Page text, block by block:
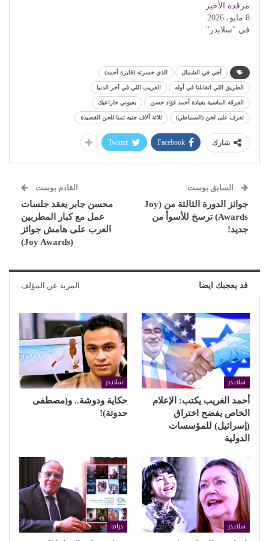
مرقده الأخير
8 مايو، 2026
في "سلايدر"
أخي في الشمال الذي خسرته (فايزة أحمد)
الطريق اللي اتقابلنا في أوله الغريب اللي في آخر الدنيا
الفرقة الماسية بقيادة أحمد فؤاد حسن بعيوني حاراعيك
تعرف على لحن (السنباطي) ثلاثة آلاف جنيه ثمنا للحن القصيدة
شارك Facebook
Twitter
السابق بوست
جوائز الدورة الثالثة من (Joy
Awards) ترسخ للأسوأ من
جديد!
القادم بوست
محسن جابر يعقد جلسات
عمل مع كبار المطربين
العرب على هامش جوائز
(Joy Awards)
قد يعجبك ايضا المزيد عن المؤلف
سلايدر
أحمد الغريب يكتب: الإعلام
الخاص يفضح اختراق
(إسرائيل) للمؤسسات
الدولية
سلايدر
حكاية ودوشة.. و(مصطفى
حدوتة)!
سلايدر دراما